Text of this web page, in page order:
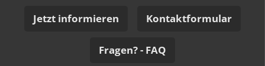
Jetzt informieren Kontaktformular
Fragen? - FAQ